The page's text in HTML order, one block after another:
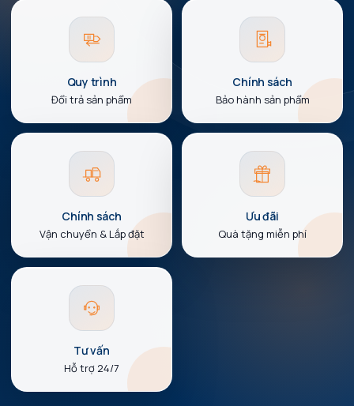
Quy trình
Đổi trả sản phẩm
Chính sách
Bảo hành sản phẩm
Chính sách
Vận chuyển & Lắp đặt
Ưu đãi
Quà tặng miễn phí
Tư vấn
Hỗ trợ 24/7